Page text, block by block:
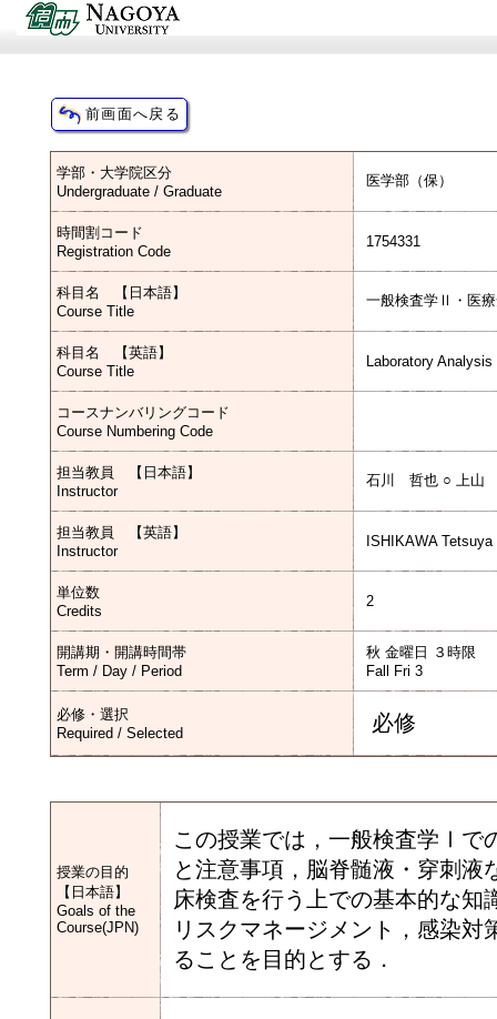
学部・大学院区分
Undergraduate / Graduate
医学部（保）
時間割コード
Registration Code
1754331
科目名 【日本語】
Course Title
一般検査学Ⅱ・医
科目名 【英語】
Course Title
Laboratory
コースナンバリングコード
Course Numbering Code
担当教員 【日本語】
Instructor
石川 哲也 ○ 上山
担当教員 【英語】
Instructor
ISHIKAWA
単位数
Credits
2
開講期・開講時間帯
Term / Day / Period
秋 金曜日 ３時限
Fall Fri 3
必修・選択
Required / Selected
必修
授業の目的
【日本語】
Goals of the
Course(JPN)
この授業では，一般検査学Ⅰで
と注意事項，脳脊髄液・穿刺
床検査を行う上での基本的な知
リスクマネージメント，感染
ることを目的とする．